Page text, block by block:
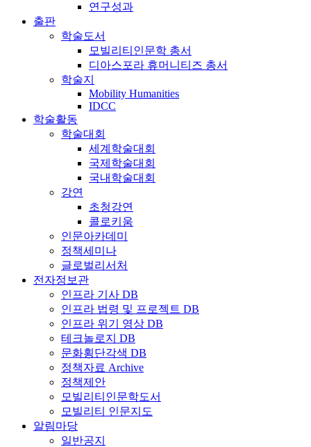
연구성과
출판
학술도서
모빌리티인문학 총서
디아스포라 휴머니티즈 총서
학술지
Mobility Humanities
IDCC
학술활동
학술대회
세계학술대회
국제학술대회
국내학술대회
강연
초청강연
콜로키움
인문아카데미
정책세미나
글로벌리서처
전자정보관
인프라 기사 DB
인프라 법령 및 프로젝트 DB
인프라 위기 영상 DB
테크놀로지 DB
문화횡단각색 DB
정책자료 Archive
정책제안
모빌리티인문학도서
모빌리티 인문지도
알림마당
일반공지